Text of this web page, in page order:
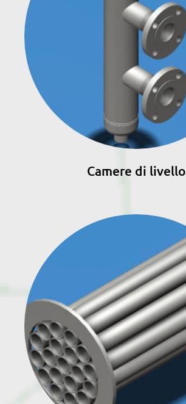
Camere di livello